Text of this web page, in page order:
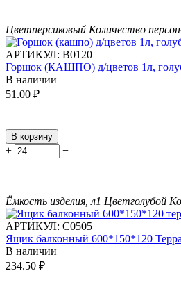
Цветперсиковый Количество персон
АРТИКУЛ: В0120
Горшок (КАШПО) д/цветов 1л,
В наличии
51.00 ₽
В корзину
+ −
Ёмкость изделия, л1 Цветголубой
АРТИКУЛ: С0505
Ящик балконный 600*150*120
В наличии
234.50 ₽